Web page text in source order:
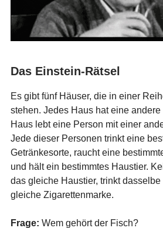
Das Einstein-Rätsel
Es gibt fünf Häuser, die in einer
stehen. Jedes Haus hat eine
Haus lebt eine Person mit einer
Jede dieser Personen trinkt eine
Getränkesorte, raucht eine
und hält ein bestimmtes Haustier.
das gleiche Haustier, trinkt
gleiche Zigarettenmarke.
Frage: Wem gehört der Fisch?